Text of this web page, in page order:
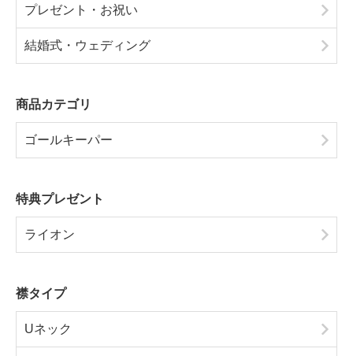
プレゼント・お祝い
結婚式・ウェディング
商品カテゴリ
ゴールキーパー
特典プレゼント
ライオン
襟タイプ
Uネック